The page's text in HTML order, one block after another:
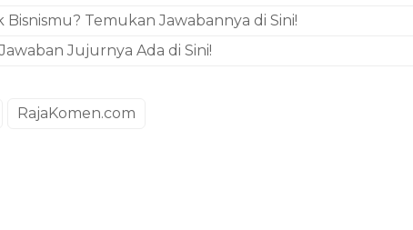
Temukan Jawabannya di Sini!
Jujurnya Ada di Sini!
RajaKomen.com